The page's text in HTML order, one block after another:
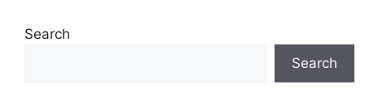
Search
Search